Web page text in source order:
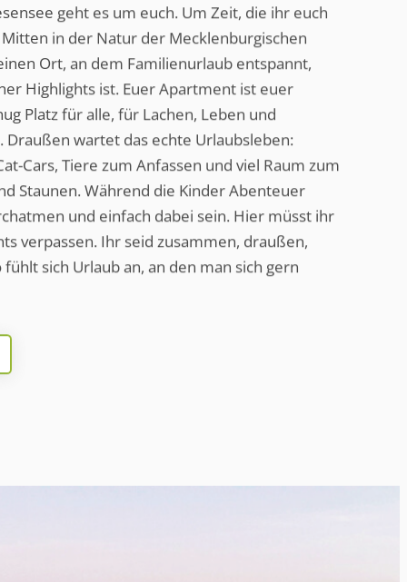
geht es um euch. Um Zeit, die ihr euch
in der Natur der Mecklenburgischen
Ort, an dem Familienurlaub entspannt,
Highlights ist. Euer Apartment ist euer
Platz für alle, für Lachen, Leben und
wartet das echte Urlaubsleben:
Cars, Tiere zum Anfassen und viel Raum zum
Staunen. Während die Kinder Abenteuer
und einfach dabei sein. Hier müsst ihr
verpassen. Ihr seid zusammen, draußen,
sich Urlaub an, an den man sich gern